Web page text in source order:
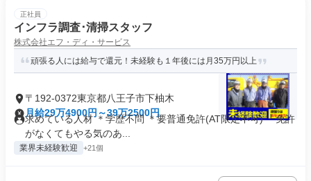
正社員
インフラ調査･清掃スタッフ
株式会社エフ・ディ・サービス
頑張る人には給与で還元！未経験も１年後には月35万円以上
〒192-0372東京都八王子市下柚木
月給29万4900円～39万2500円
求めている人材 ＊学歴不問 ＊要普通免許(AT限定不可) ┗免許
がなくてもやる気のあ...
業界未経験歓迎 +21個